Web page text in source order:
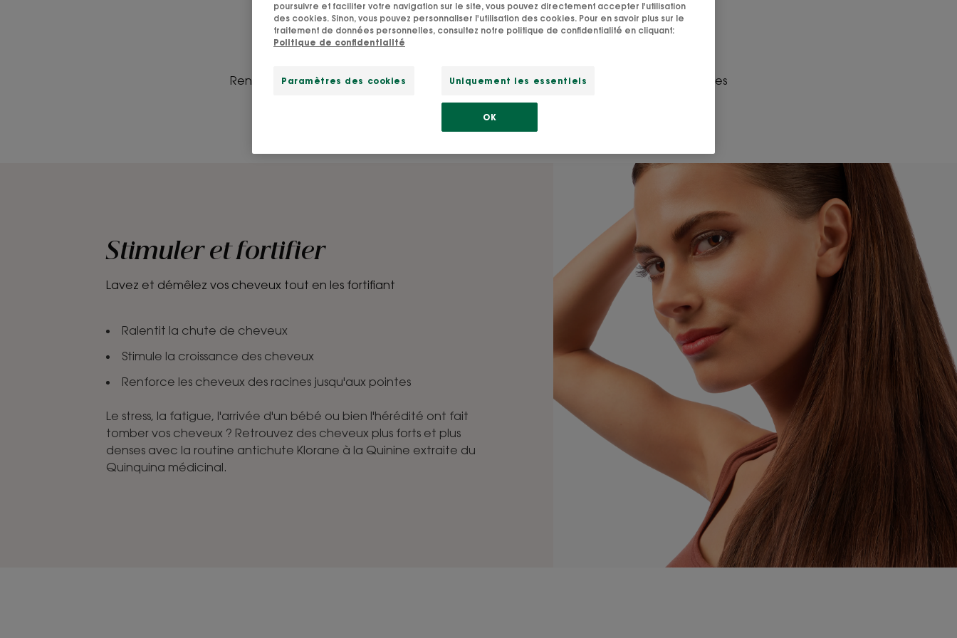
Fortifier les cheveux cassants
Renforcez vos cheveux au quotidien avec des soins à la Quinine conçus pour fortifier les
Stimuler et fortifier
Lavez et démêlez vos cheveux tout en les fortifiant
Ralentit la chute de cheveux
Stimule la croissance des cheveux
Renforce les cheveux des racines jusqu'aux pointes
Le stress, la fatigue, l'arrivée d'un bébé ou bien l'hérédité ont fait
tomber vos cheveux ? Retrouvez des cheveux plus forts et plus
denses avec la routine antichute Klorane à la Quinine extraite du
Quinquina médicinal.